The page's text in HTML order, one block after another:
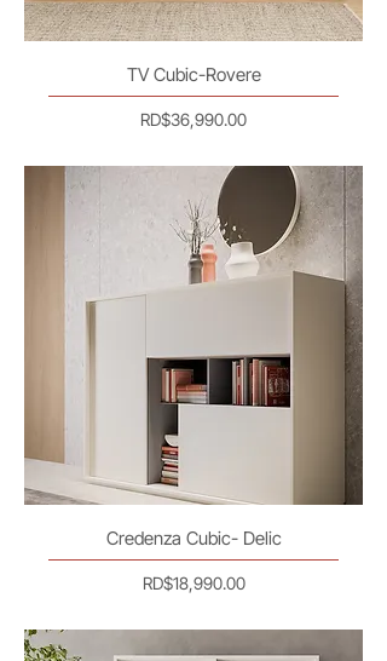
TV Cubic-Rovere
Precio
RD$36,990.00
Credenza Cubic- Delic
Precio
RD$18,990.00